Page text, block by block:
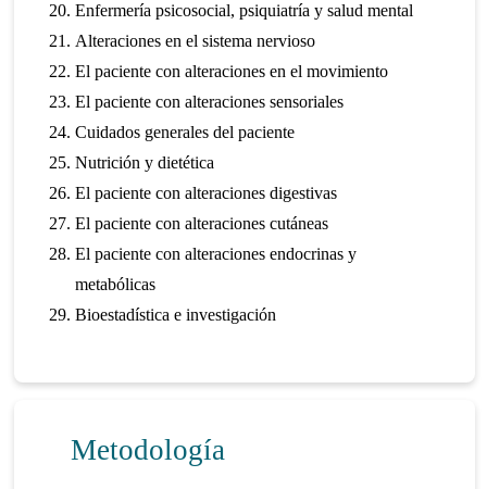
Enfermería psicosocial, psiquiatría y salud mental
Alteraciones en el sistema nervioso
El paciente con alteraciones en el movimiento
El paciente con alteraciones sensoriales
Cuidados generales del paciente
Nutrición y dietética
El paciente con alteraciones digestivas
El paciente con alteraciones cutáneas
El paciente con alteraciones endocrinas y
metabólicas
Bioestadística e investigación
Metodología